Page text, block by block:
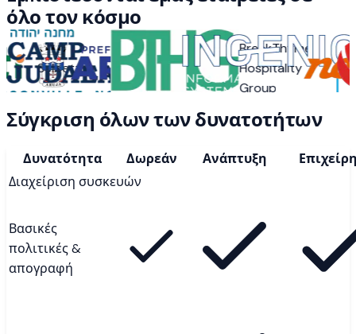
όλο τον κόσμο
Selbetti
Camp
Judaea
Arujá
BreakThyme
Hospitality
Group
Σύγκριση όλων των δυνατοτήτων
Δυνατότητα Δωρεάν Ανάπτυξη
Διαχείριση συσκευών
Βασικές
πολιτικές &
απογραφή